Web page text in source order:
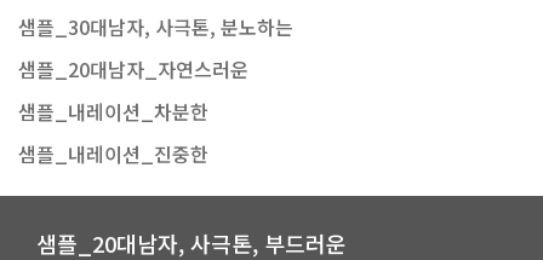
샘플_20대남자, 사극톤, 부드러운
샘플_30대남자, 사극톤, 분노하는
샘플_20대남자_자연스러운
샘플_내레이션_차분한
샘플_내레이션_진중한